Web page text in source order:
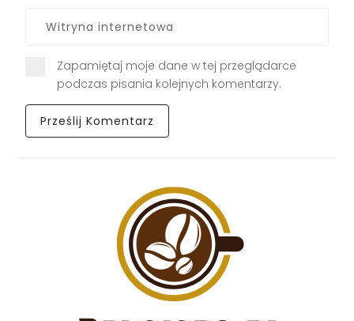
Zapamiętaj moje dane w tej przeglądarce
podczas pisania kolejnych komentarzy.